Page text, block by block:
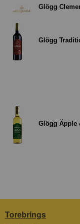
Glögg
Glögg
Glögg Äpple
Torebrings